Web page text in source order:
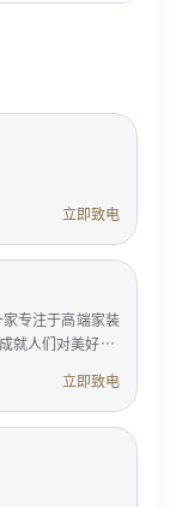
立即致电
专注于高端家装
就人们对美好居
士和精英客
立即致电